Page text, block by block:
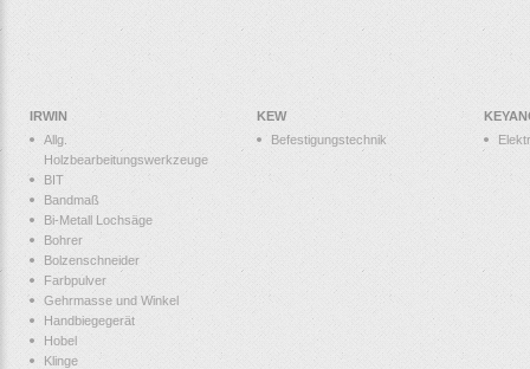
IRWIN
Allg.
Holzbearbeitungswerkzeuge
BIT
Bandmaß
Bi-Metall Lochsäge
Bohrer
Bolzenschneider
Farbpulver
Gehrmasse und Winkel
Handbiegegerät
Hobel
Klinge
KEW
Befestigungstechnik